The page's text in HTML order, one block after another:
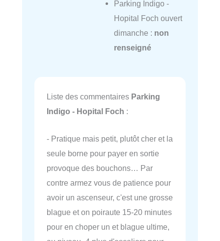
Parking Indigo -
Hopital Foch ouvert
dimanche : non
renseigné
Liste des commentaires Parking
Indigo - Hopital Foch :
- Pratique mais petit, plutôt cher et la
seule borne pour payer en sortie
provoque des bouchons… Par
contre armez vous de patience pour
avoir un ascenseur, c'est une grosse
blague et on poiraute 15-20 minutes
pour en choper un et blague ultime,